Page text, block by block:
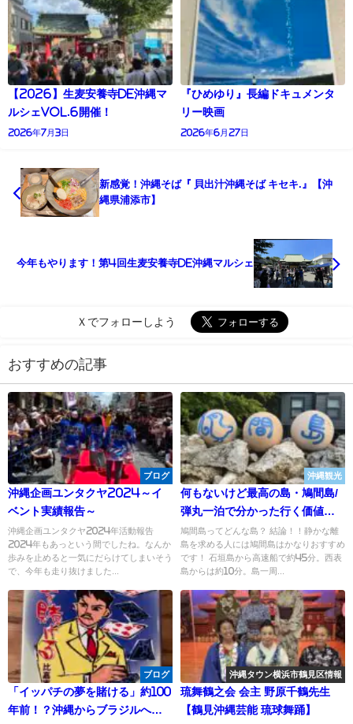
【2026】生麦安養寺de沖縄マ
ルシェVol.6開催！
2026年7月3日
『ひめゆり』長編ドキュメンタ
リー映画
2026年6月27日
新感覚！沖縄そば『 貝出汁沖縄そば キセキ.』【沖
縄県浦添市】
今年もやります！第4回生麦安養寺de沖縄マルシェ
Ｘでフォローしよう
おすすめの記事
ブログ
沖縄企画ユンタクヤ2024～イ
ベント実績報告～
沖縄企画ユンタクヤ2024年活動報告
2024年もあっという間でしたね。なんか
歩みを止めると一気にだらけてしまいそう
で、今年も走り抜けました...
沖縄観光
何もないけど最高の島・鳩間島/
弾丸一泊で分かった行く価値と
注意点【石垣島・西表島から行
ける離島】
鳩間島ってどんな島？ 結論！！静かな離
島を求める人には鳩間島はかなりおすすめ
です！ 石垣島から高速船で約45分。西表
島からは約10分。島一周...
ブログ
「イッパチの夢を賭ける」約100
年前！？沖縄からブラジルへ移
沖縄タウン横浜市鶴見区情報
琉舞鶴之会 会主 野原千鶴先生
【鶴見沖縄芸能 琉球舞踊】